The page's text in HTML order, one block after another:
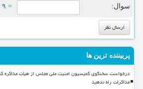
سوال: = ۹ بعلاوه ۱
پربیننده ترین ها
درخواست سخنگوی کمیسیون امنیت ملی مجلس از هیأت مذاکره
مذاکرات راه ندهید